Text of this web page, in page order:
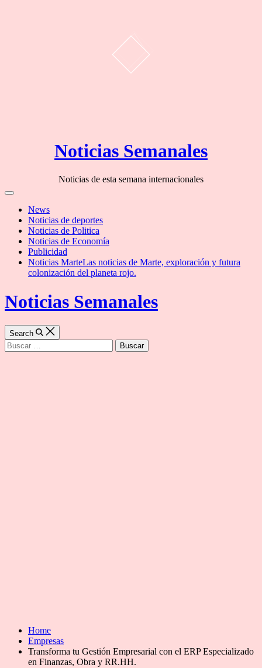
Noticias Semanales
Noticias de esta semana internacionales
Off
CanvasNews
Noticias de deportes
Noticias de Politica
Noticias de Economía
Publicidad
Noticias MarteLas noticias de Marte, exploración y futura
colonización del planeta rojo.
Noticias Semanales
Search
Buscar:
Home
Empresas
Transforma tu Gestión Empresarial con el ERP Especializado
en Finanzas, Obra y RR.HH.